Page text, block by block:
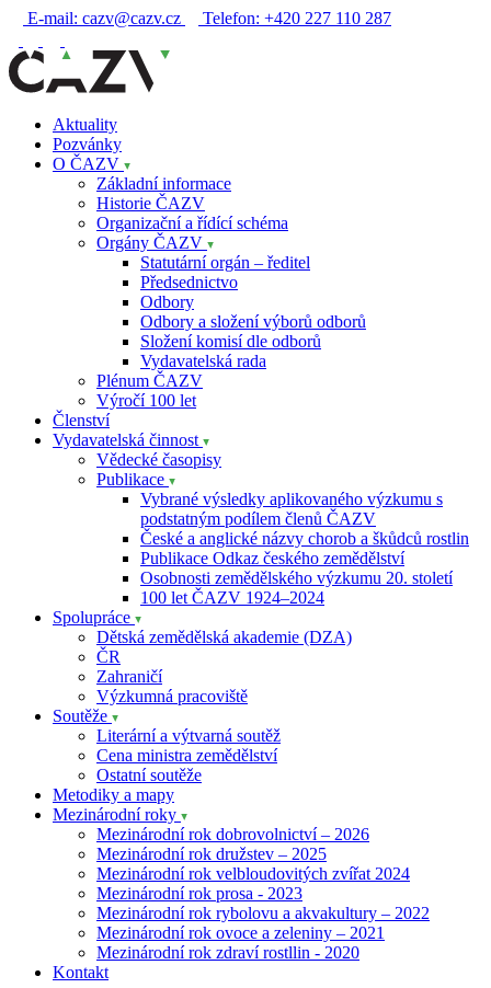
E-mail: cazv@cazv.cz Telefon: +420 227 110 287
Aktuality
Pozvánky
O ČAZV
Základní informace
Historie ČAZV
Organizační a řídící schéma
Orgány ČAZV
Statutární orgán – ředitel
Předsednictvo
Odbory
Odbory a složení výborů odborů
Složení komisí dle odborů
Vydavatelská rada
Plénum ČAZV
Výročí 100 let
Členství
Vydavatelská činnost
Vědecké časopisy
Publikace
Vybrané výsledky aplikovaného výzkumu s
podstatným podílem členů ČAZV
České a anglické názvy chorob a škůdců rostlin
Publikace Odkaz českého zemědělství
Osobnosti zemědělského výzkumu 20. století
100 let ČAZV 1924–2024
Spolupráce
Dětská zemědělská akademie (DZA)
ČR
Zahraničí
Výzkumná pracoviště
Soutěže
Literární a výtvarná soutěž
Cena ministra zemědělství
Ostatní soutěže
Metodiky a mapy
Mezinárodní roky
Mezinárodní rok dobrovolnictví – 2026
Mezinárodní rok družstev – 2025
Mezinárodní rok velbloudovitých zvířat 2024
Mezinárodní rok prosa - 2023
Mezinárodní rok rybolovu a akvakultury – 2022
Mezinárodní rok ovoce a zeleniny – 2021
Mezinárodní rok zdraví rostllin - 2020
Kontakt